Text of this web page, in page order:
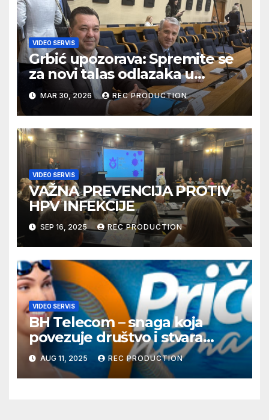
VIDEO SERVIS
Grbić upozorava: Spremite se
za novi talas odlazaka u
Njemačku
MAR 30, 2026 REC PRODUCTION
VIDEO SERVIS
VAŽNA PREVENCIJA PROTIV
HPV INFEKCIJE
SEP 16, 2025 REC PRODUCTION
VIDEO SERVIS
BH Telecom – snaga koja
povezuje društvo i stvara
dobre priče
AUG 11, 2025 REC PRODUCTION